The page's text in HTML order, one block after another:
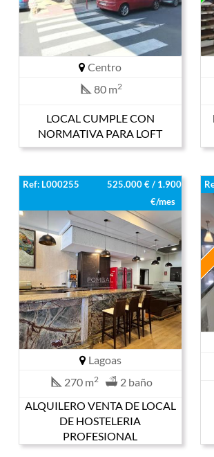
Centro
80 m2
LOCAL CUMPLE CON
NORMATIVA PARA LOFT
Ref: L000255
525.000 € / 1.900
€/mes
Lagoas
270 m2
2 baño
ALQUILERO VENTA DE LOCAL
DE HOSTELERIA
PROFESIONAL